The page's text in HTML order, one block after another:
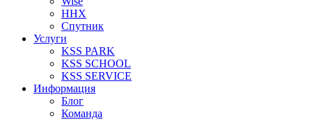
ННХ
Спутник
Услуги
KSS PARK
KSS SCHOOL
KSS SERVICE
Информация
Блог
Команда